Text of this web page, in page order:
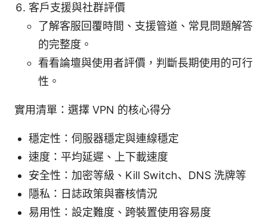
客戶支援與社群評價
了解客服回覆時間、支援管道、常見問題解答
的完整度。
看看論壇與使用者評價，判斷長期使用的可行
性。
實用清單：選擇 VPN 的核心得分
穩定性：伺服器穩定與連線穩定
速度：平均延遲、上下載速度
安全性：加密等級、Kill Switch、DNS 洗牌等
隱私：日誌政策與審核情況
易用性：設定難度、跨裝置使用容易度